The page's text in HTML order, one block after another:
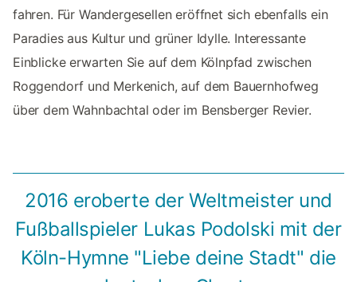
fahren. Für Wandergesellen eröffnet sich ebenfalls ein
Paradies aus Kultur und grüner Idylle. Interessante
Einblicke erwarten Sie auf dem Kölnpfad zwischen
Roggendorf und Merkenich, auf dem Bauernhofweg
über dem Wahnbachtal oder im Bensberger Revier.
2016 eroberte der Weltmeister und
Fußballspieler Lukas Podolski mit der
Köln-Hymne "Liebe deine Stadt" die